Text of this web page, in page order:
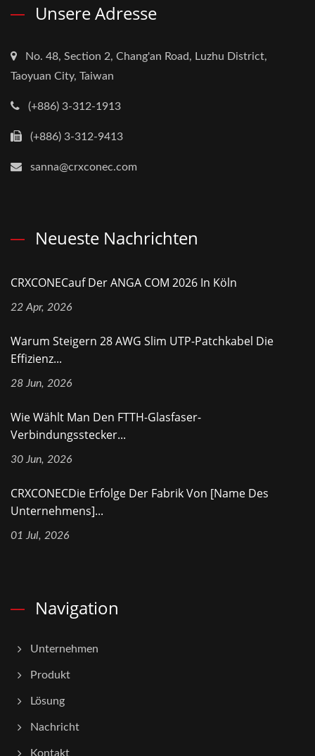
Unsere Adresse
No. 48, Section 2, Chang'an Road, Luzhu District,
Taoyuan City, Taiwan
(+886) 3-312-1913
(+886) 3-312-9413
sanna@crxconec.com
Neueste Nachrichten
CRXCONECauf Der ANGA COM 2026 In Köln
22 Apr, 2026
Warum Steigern 28 AWG Slim UTP-Patchkabel Die
Effizienz...
28 Jun, 2026
Wie Wählt Man Den FTTH-Glasfaser-
Verbindungsstecker...
30 Jun, 2026
CRXCONECDie Erfolge Der Fabrik Von [Name Des
Unternehmens]...
01 Jul, 2026
Navigation
Unternehmen
Produkt
Lösung
Nachricht
Kontakt